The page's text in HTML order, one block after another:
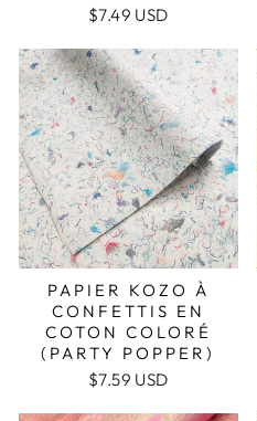
$7.49 USD
PAPIER KOZO À
CONFETTIS EN
COTON COLORÉ
(PARTY POPPER)
$7.59 USD